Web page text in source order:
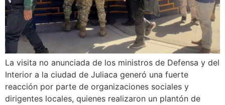
La visita no anunciada de los ministros de Defensa y del
Interior a la ciudad de Juliaca generó una fuerte
reacción por parte de organizaciones sociales y
dirigentes locales, quienes realizaron un plantón de